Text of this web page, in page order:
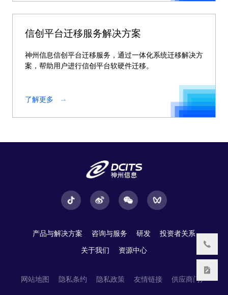
信创平台迁移服务解决方案
神州信息信创平台迁移服务，通过一体化系统迁移解决方
案，帮助用户进行信创平台软硬件迁移。
了解更多
产品与解决方案 咨询与服务 研发 投资者关系
关于我们 资源中心
网站地图 隐私条约 隐私政策 友情链接 供应商门户